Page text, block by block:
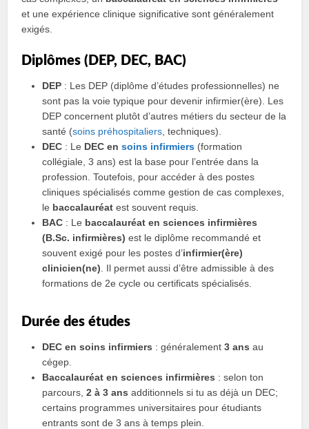
et une expérience clinique significative sont généralement
exigés.
Diplômes (DEP, DEC, BAC)
DEP : Les DEP (diplôme d’études professionnelles) ne
sont pas la voie typique pour devenir infirmier(ère). Les
DEP concernent plutôt d’autres métiers du secteur de la
santé (soins préhospitaliers , techniques).
DEC : Le DEC ensoins infirmiers (formation
collégiale, 3 ans) est la base pour l’entrée dans la
profession. Toutefois, pour accéder à des postes
cliniques spécialisés comme gestion de cas complexes,
le baccalauréat est souvent requis.
BAC : Le baccalauréat en sciences infirmières
(B.Sc. infirmières) est le diplôme recommandé et
souvent exigé pour les postes d’infirmier(ère)
clinicien(ne) . Il permet aussi d’être admissible à des
formations de 2e cycle ou certificats spécialisés.
Durée des études
DEC en soins infirmiers : généralement3 ans au
cégep.
Baccalauréat en sciences infirmières : selon ton
parcours,2 à 3 ans additionnels si tu as déjà un DEC;
certains programmes universitaires pour étudiants
entrants sont de 3 ans à temps plein.